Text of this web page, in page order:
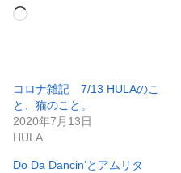
読
み
中…
コロナ雑記 7/13 HULAのこ
と、猫のこと。
2020年7月13日
HULA
Do Da Dancin’とアムリタ